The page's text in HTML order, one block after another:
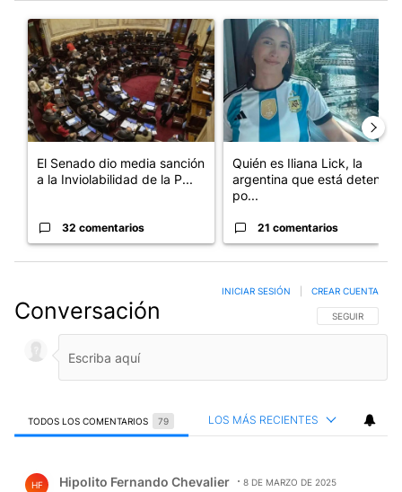
Un artículo de tendencia con el título "El Senado dio media
El Senado dio media sanción
a la Inviolabilidad de la P...
32 comentarios
Un artículo de tendencia con
Quién es Iliana Lick, la
argentina que está detenida
po...
21 comentarios
Conversación SIGA ESTA
SEGUIR
INICIAR SESIÓN CREAR CUENTA
TODOS LOS COMENTARIOS 79 LOS MÁS RECIENTES
HF Hipolito Fernando Chevalier 8 DE MARZO DE 2025